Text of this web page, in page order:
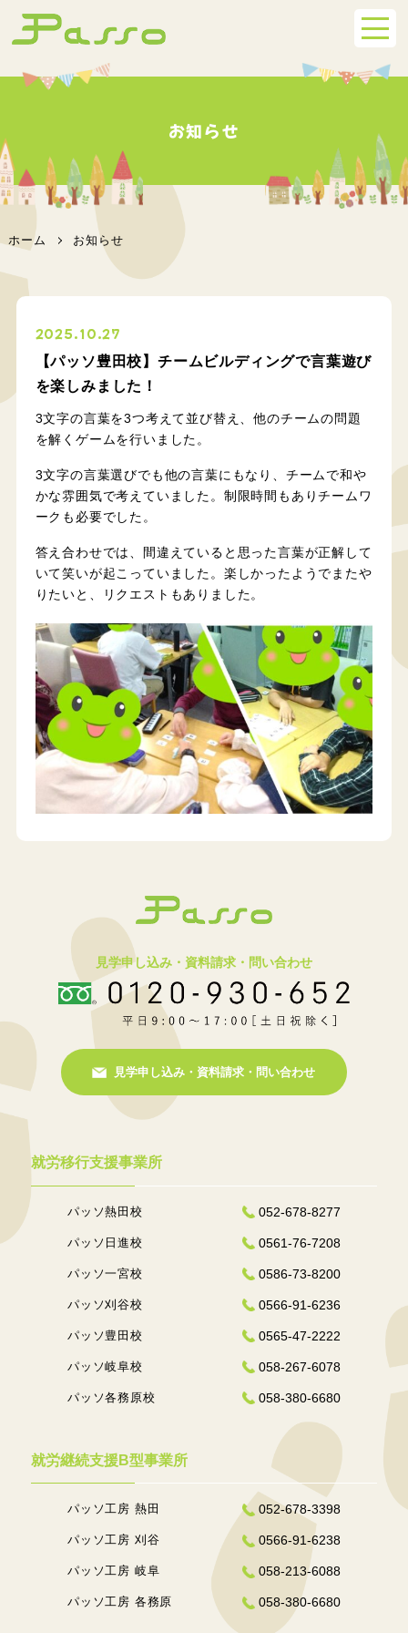
お知らせ
ホーム お知らせ
2025.10.27
【パッソ豊田校】チームビルディングで言葉遊び
を楽しみました！
3文字の言葉を3つ考えて並び替え、他のチームの問題
を解くゲームを行いました。
3文字の言葉選びでも他の言葉にもなり、チームで和や
かな雰囲気で考えていました。制限時間もありチームワ
ークも必要でした。
答え合わせでは、間違えていると思った言葉が正解して
いて笑いが起こっていました。楽しかったようでまたや
りたいと、リクエストもありました。
見学申し込み・資料請求・問い合わせ
見学申し込み・資料請求・問い合わせ
就労移行支援事業所
パッソ熱田校 052-678-8277
パッソ日進校 0561-76-7208
パッソ一宮校 0586-73-8200
パッソ刈谷校 0566-91-6236
パッソ豊田校 0565-47-2222
パッソ岐阜校 058-267-6078
パッソ各務原校 058-380-6680
就労継続支援B型事業所
パッソ工房 熱田 052-678-3398
パッソ工房 刈谷 0566-91-6238
パッソ工房 岐阜 058-213-6088
パッソ工房 各務原 058-380-6680